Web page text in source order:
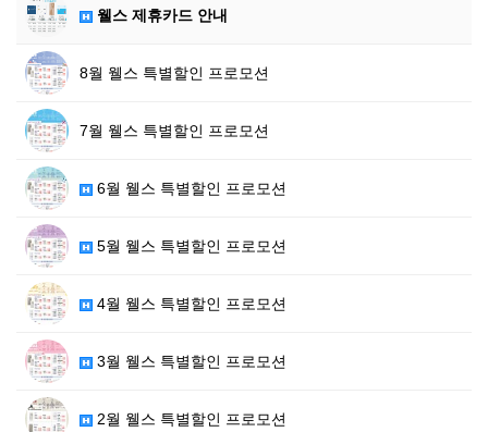
웰스 제휴카드 안내
8월 웰스 특별할인 프로모션
7월 웰스 특별할인 프로모션
6월 웰스 특별할인 프로모션
5월 웰스 특별할인 프로모션
4월 웰스 특별할인 프로모션
3월 웰스 특별할인 프로모션
2월 웰스 특별할인 프로모션